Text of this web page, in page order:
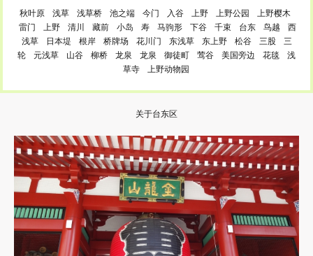
秋叶原 浅草 浅草桥 池之端 今门 入谷 上野 上野公园
上野樱木
雷门
上野 清川 藏前 小岛 寿 马驹形 下谷 千束 台东 鸟越
西
浅草
日本堤 根岸 桥牌场 花川门 东浅草 东上野 松谷 三股
三
轮
元浅草 山谷 柳桥 龙泉 龙泉 御徒町 莺谷 美国旁边 花毯
浅
草寺
上野动物园
关于台东区